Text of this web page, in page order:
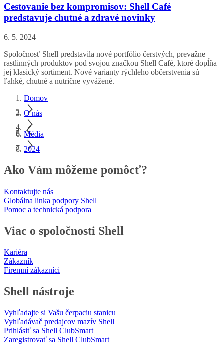
Cestovanie bez kompromisov: Shell Café
predstavuje chutné a zdravé novinky
6. 5. 2024
Spoločnosť Shell predstavila nové portfólio čerstvých, prevažne
rastlinných produktov pod svojou značkou Shell Café, ktoré dopĺňa
jej klasický sortiment. Nové varianty rýchleho občerstvenia sú
ľahké, chutné a nutrične vyvážené.
Domov
O nás
Média
2024
Ako Vám môžeme pomôcť?
Kontaktujte nás
Globálna linka podpory Shell
Pomoc a technická podpora
Viac o spoločnosti Shell
Kariéra
Zákazník
Firemní zákazníci
Shell nástroje
Vyhľadajte si Vašu čerpaciu stanicu
Vyhľadávač predajcov mazív Shell
Prihlásiť sa Shell ClubSmart
Zaregistrovať sa Shell ClubSmart